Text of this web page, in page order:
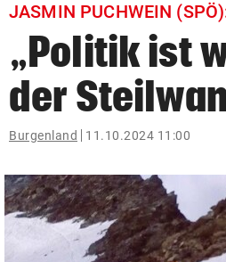
bookmark
search
Suchbegriff
eingeben
© Krone Multimedia GmbH & Co
Muthgasse 2, 1190 Wien
JASMIN PUCHWEIN
„Politik ist
der
Burgenland 11.10.2024 11:00